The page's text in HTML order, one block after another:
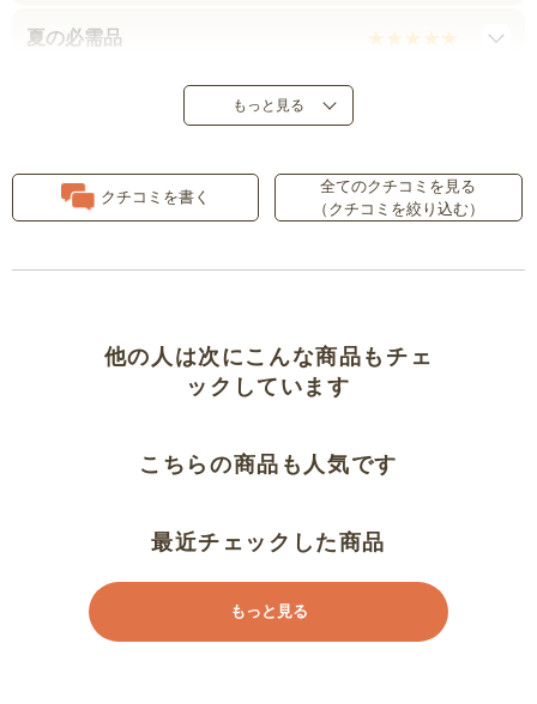
夏の必需品
履き心地良し
めちゃ気に入りました！
気持ちがいいです
もっと見る
クチコミを書く
全てのクチコミを見る
（クチコミを絞り込む）
他の人は次にこんな商品もチェ
ックしています
こちらの商品も人気です
最近チェックした商品
もっと見る